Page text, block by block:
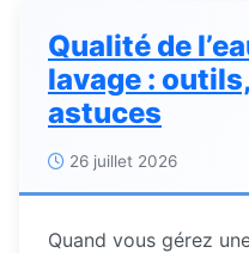
conseils
dans
lavage
automobile
Qualité de
lavage :
astuces
26 juillet 2026
Quand vous gérez